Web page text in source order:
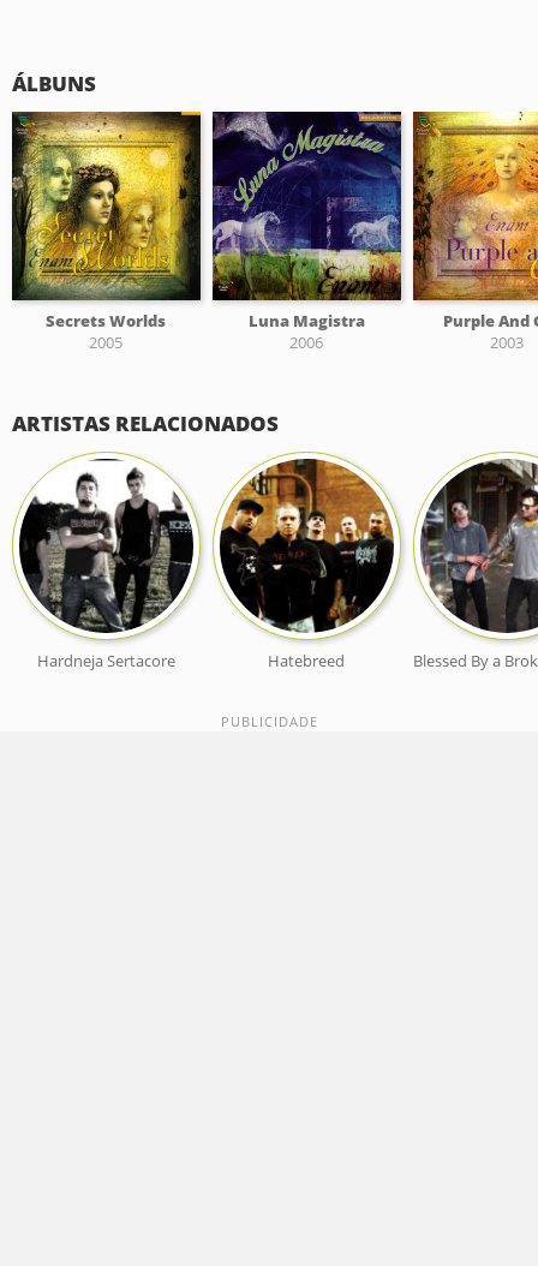
ÁLBUNS
Secrets Worlds
2005
Luna Magistra
2006
Purple And
2003
ARTISTAS RELACIONADOS
Hardneja Sertacore Hatebreed Blessed By a